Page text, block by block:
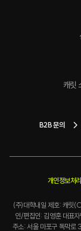
캐릿
B2B 문의
개인정보처
(주)대학내일 제호: 캐릿
인/편집인: 김영훈 대표
주소: 서울 마포구 독막